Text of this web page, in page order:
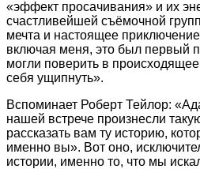
«эффект просачивания» и их
счастливейшей съёмочной
мечта и настоящее
включая меня, это был первый
могли поверить в происходящее
себя ущипнуть».
Вспоминает Роберт Тейлор:
нашей встрече произнесли
рассказать вам ту историю,
именно вы». Вот оно,
истории, именно то, что мы